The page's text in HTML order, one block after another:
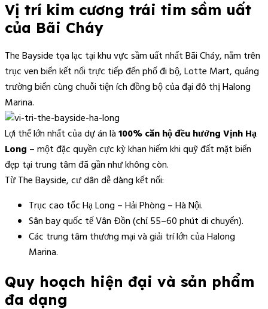
Vị trí kim cương trái tim sầm uất
của Bãi Cháy
The Bayside tọa lạc tại khu vực sầm uất nhất Bãi Cháy, nằm trên
trục ven biển kết nối trực tiếp đến phố đi bộ, Lotte Mart, quảng
trường biển cùng chuỗi tiện ích đồng bộ của đại đô thị Halong
Marina.
Lợi thế lớn nhất của dự án là100% căn hộ đều hướng Vịnh Hạ
Long – một đặc quyền cực kỳ khan hiếm khi quỹ đất mặt biển
đẹp tại trung tâm đã gần như không còn.
Từ The Bayside, cư dân dễ dàng kết nối:
Trục cao tốc Hạ Long – Hải Phòng – Hà Nội.
Sân bay quốc tế Vân Đồn (chỉ 55–60 phút di chuyển).
Các trung tâm thương mại và giải trí lớn của Halong
Marina.
Quy hoạch hiện đại và sản phẩm
đa dạng